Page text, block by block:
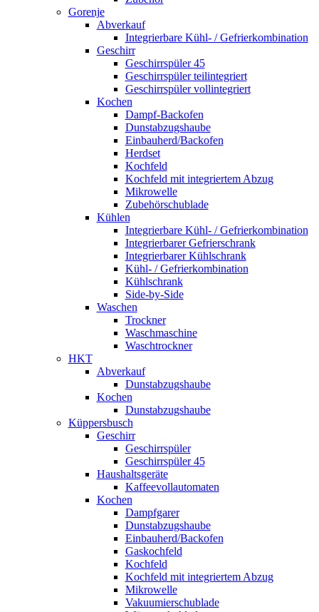
Gorenje
Abverkauf
Integrierbare Kühl- / Gefrierkombination
Geschirr
Geschirrspüler 45
Geschirrspüler teilintegriert
Geschirrspüler vollintegriert
Kochen
Dampf-Backofen
Dunstabzugshaube
Einbauherd/Backofen
Herdset
Kochfeld
Kochfeld mit integriertem Abzug
Mikrowelle
Zubehörschublade
Kühlen
Integrierbare Kühl- / Gefrierkombination
Integrierbarer Gefrierschrank
Integrierbarer Kühlschrank
Kühl- / Gefrierkombination
Kühlschrank
Side-by-Side
Waschen
Trockner
Waschmaschine
Waschtrockner
HKT
Abverkauf
Dunstabzugshaube
Kochen
Dunstabzugshaube
Küppersbusch
Geschirr
Geschirrspüler
Geschirrspüler 45
Haushaltsgeräte
Kaffeevollautomaten
Kochen
Dampfgarer
Dunstabzugshaube
Einbauherd/Backofen
Gaskochfeld
Kochfeld
Kochfeld mit integriertem Abzug
Mikrowelle
Vakuumierschublade